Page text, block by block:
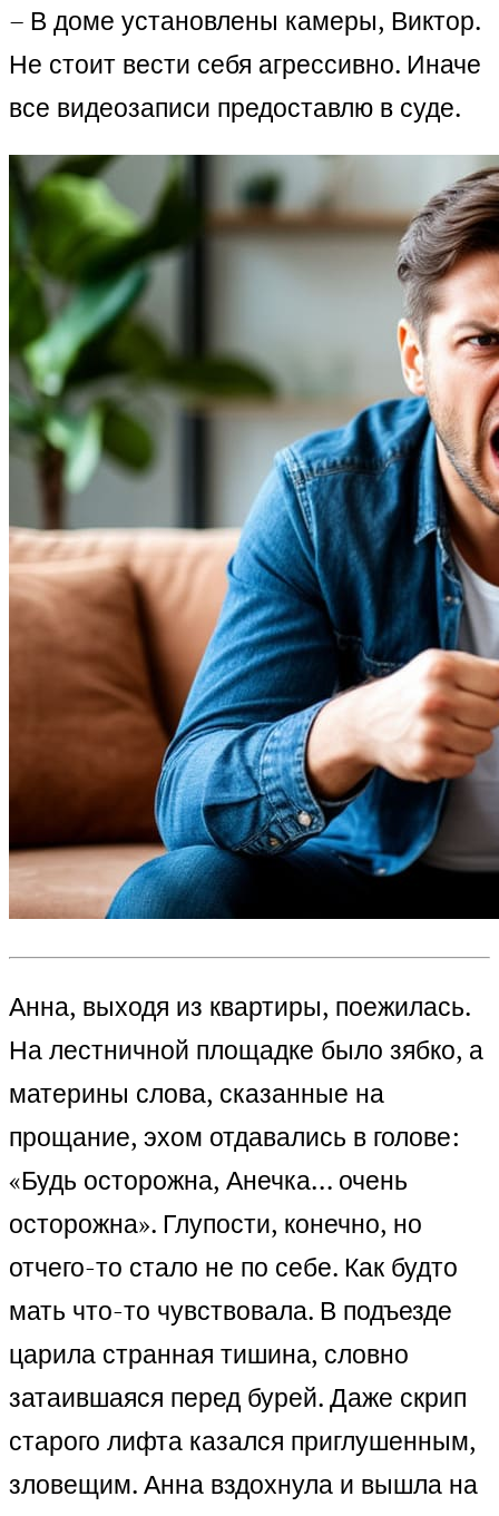
– В доме установлены камеры, Виктор.
Не стоит вести себя агрессивно. Иначе
все видеозаписи предоставлю в суде.
Анна, выходя из квартиры, поежилась.
На лестничной площадке было зябко, а
материны слова, сказанные на
прощание, эхом отдавались в голове:
«Будь осторожна, Анечка… очень
осторожна». Глупости, конечно, но
отчего-то стало не по себе. Как будто
мать что-то чувствовала. В подъезде
царила странная тишина, словно
затаившаяся перед бурей. Даже скрип
старого лифта казался приглушенным,
зловещим. Анна вздохнула и вышла на